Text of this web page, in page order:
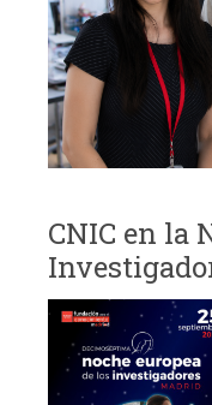
CNIC en la